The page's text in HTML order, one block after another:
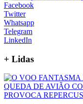
Facebook
Twitter
Whatsapp
Telegram
LinkedIn
+ Lidas